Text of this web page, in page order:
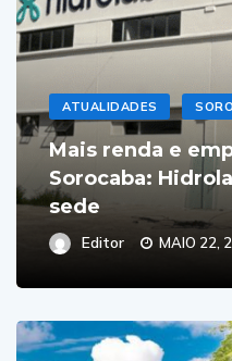
ATUALIDADES
Mais renda e
Sorocaba:
sede
Editor MAIO 22,